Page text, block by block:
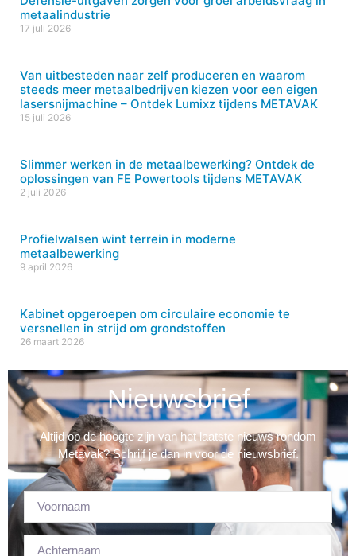
metaalindustrie
17 juli 2026
Van uitbesteden naar zelf produceren en waarom
steeds meer metaalbedrijven kiezen voor een eigen
lasersnijmachine – Ontdek Lumixz tijdens METAVAK
15 juli 2026
Slimmer werken in de metaalbewerking? Ontdek de
oplossingen van FE Powertools tijdens METAVAK
2 juli 2026
Profielwalsen wint terrein in moderne
metaalbewerking
9 april 2026
Kabinet opgeroepen om circulaire economie te
versnellen in strijd om grondstoffen
26 maart 2026
Nieuwsbrief
Altijd op de hoogte zijn van het laatste nieuws rondom
Metavak? Schrijf je dan in voor de nieuwsbrief.